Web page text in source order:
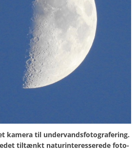
kamera til undervandsfotografering.
tiltænkt naturinteresserede foto-